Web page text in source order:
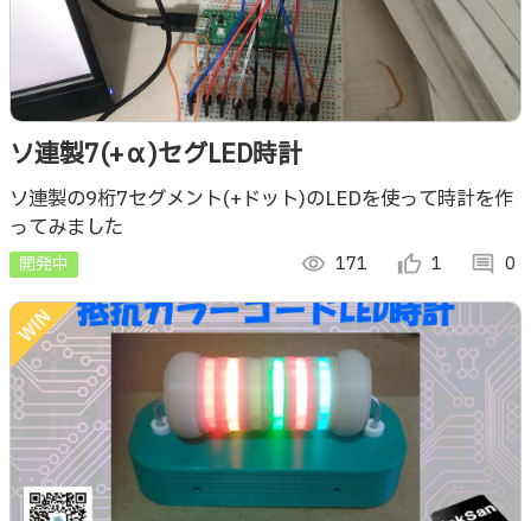
ソ連製7(+α)セグLED時計
ソ連製の9桁7セグメント(+ドット)のLEDを使って時計を作
ってみました
開発中 visibility 171 thumb_up_alt 1 comment 0